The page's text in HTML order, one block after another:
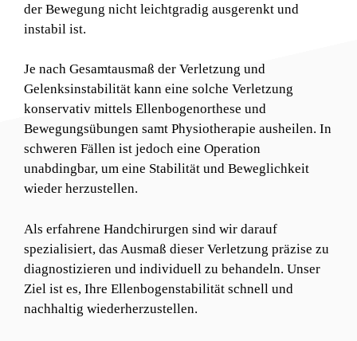
der Bewegung nicht leichtgradig ausgerenkt und
instabil ist.
Je nach Gesamtausmaß der Verletzung und
Gelenksinstabilität kann eine solche Verletzung
konservativ mittels Ellenbogenorthese und
Bewegungsübungen samt Physiotherapie ausheilen. In
schweren Fällen ist jedoch eine Operation
unabdingbar, um eine Stabilität und Beweglichkeit
wieder herzustellen.
Als erfahrene Handchirurgen sind wir darauf
spezialisiert, das Ausmaß dieser Verletzung präzise zu
diagnostizieren und individuell zu behandeln. Unser
Ziel ist es, Ihre Ellenbogenstabilität schnell und
nachhaltig wiederherzustellen.​